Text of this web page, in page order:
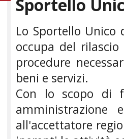
Sportello
Lo Sportello
occupa del
procedure
beni e servizi.
Con lo scopo di
amministrazione
all'accettatore